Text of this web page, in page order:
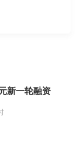
新一轮融资